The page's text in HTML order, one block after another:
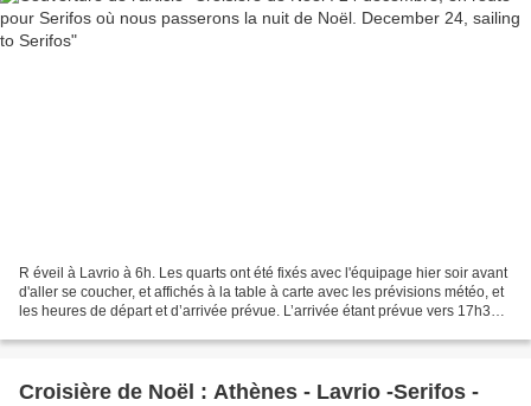
R éveil à Lavrio à 6h. Les quarts ont été fixés avec l'équipage hier soir avant
d'aller se coucher, et affichés à la table à carte avec les prévisions météo, et
les heures de départ et d’arrivée prévue. L’arrivée étant prévue vers 17h30,
Croisière de Noël : Athènes - Lavrio -Serifos -